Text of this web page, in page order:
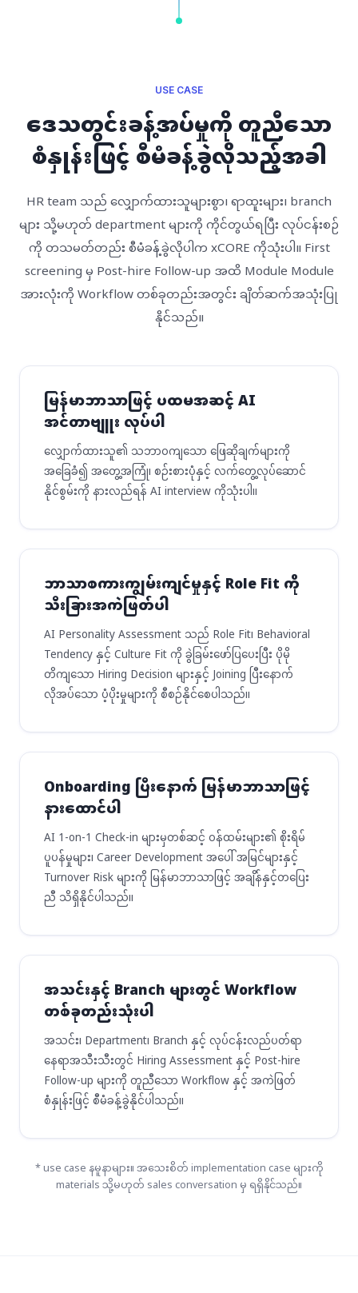
USE CASE
ဒေသတွင်းခန့်အပ်မှုကို တူညီသော
စံနှုန်းဖြင့် စီမံခန့်ခွဲလိုသည့်အခါ
HR team သည် လျှောက်ထားသူများစွာ၊ ရာထူးများ၊ branch
များ သို့မဟုတ် department များကို ကိုင်တွယ်ရပြီး လုပ်ငန်းစဉ်
ကို တသမတ်တည်း စီမံခန့်ခွဲလိုပါက xCORE ကိုသုံးပါ။ First
screening မှ Post-hire Follow-up အထိ Module Module
အားလုံးကို Workflow တစ်ခုတည်းအတွင်း ချိတ်ဆက်အသုံးပြု
နိုင်သည်။
မြန်မာဘာသာဖြင့် ပထမအဆင့် AI
အင်တာဗျူး လုပ်ပါ
လျှောက်ထားသူ၏ သဘာဝကျသော ဖြေဆိုချက်များကို
အခြေခံ၍ အတွေ့အကြုံ၊ စဉ်းစားပုံနှင့် လက်တွေ့လုပ်ဆောင်
နိုင်စွမ်းကို နားလည်ရန် AI interview ကိုသုံးပါ။
ဘာသာစကားကျွမ်းကျင်မှုနှင့် Role Fit ကို
သီးခြားအကဲဖြတ်ပါ
AI Personality Assessment သည် Role Fit၊ Behavioral
Tendency နှင့် Culture Fit ကို ခွဲခြမ်းဖော်ပြပေးပြီး ပိုမို
တိကျသော Hiring Decision များနှင့် Joining ပြီးနောက်
လိုအပ်သော ပံ့ပိုးမှုများကို စီစဉ်နိုင်စေပါသည်။
Onboarding ပြီးနောက် မြန်မာဘာသာဖြင့်
နားထောင်ပါ
AI 1-on-1 Check-in များမှတစ်ဆင့် ဝန်ထမ်းများ၏ စိုးရိမ်
ပူပန်မှုများ၊ Career Development အပေါ် အမြင်များနှင့်
Turnover Risk များကို မြန်မာဘာသာဖြင့် အချိန်နှင့်တပြေး
ညီ သိရှိနိုင်ပါသည်။
အသင်းနှင့် Branch များတွင် Workflow
တစ်ခုတည်းသုံးပါ
အသင်း၊ Department၊ Branch နှင့် လုပ်ငန်းလည်ပတ်ရာ
နေရာအသီးသီးတွင် Hiring Assessment နှင့် Post-hire
Follow-up များကို တူညီသော Workflow နှင့် အကဲဖြတ်
စံနှုန်းဖြင့် စီမံခန့်ခွဲနိုင်ပါသည်။
* use case နမူနာများ။ အသေးစိတ် implementation case များကို
materials သို့မဟုတ် sales conversation မှ ရရှိနိုင်သည်။